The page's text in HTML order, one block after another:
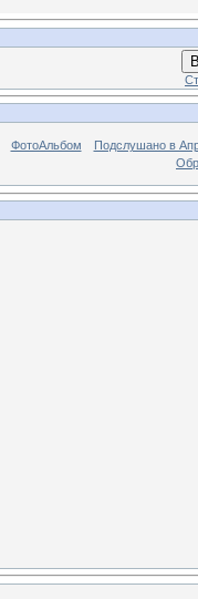
ФотоАльбом
Подслушано в